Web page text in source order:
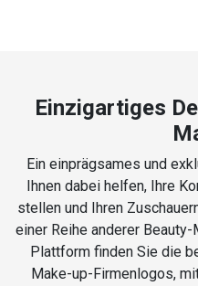
Einzigartiges
Ein einprägsames und
Ihnen dabei helfen, Ihre
stellen und Ihren
einer Reihe anderer
Plattform finden Sie die
Make-up-Firmenlogos,